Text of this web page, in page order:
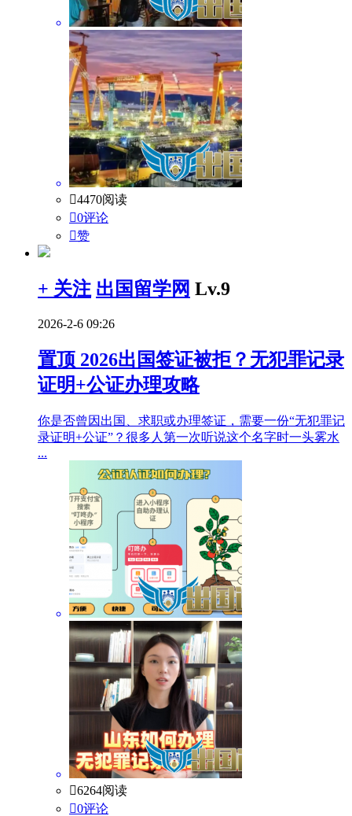
4470阅读
0评论
赞
+ 关注 出国留学网 Lv.9
2026-2-6 09:26
置顶 2026出国签证被拒？无犯罪记录
证明+公证办理攻略
你是否曾因出国、求职或办理签证，需要一份“无犯罪记
录证明+公证”？很多人第一次听说这个名字时一头雾水
...
6264阅读
0评论